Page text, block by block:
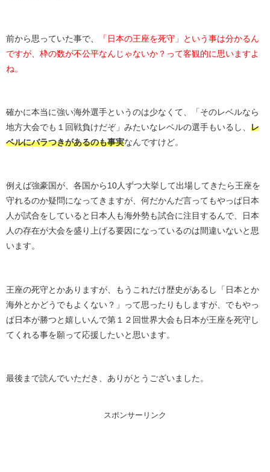
前から思っていた事で、
「日本の王座を死守」という事は分かるん
ですが、枠の数が不公平なんじゃないか？って客観的に思いますよ
ね。
確かに本当に強い海外選手というのは少なくて、「そのレベルなら
地方大会でも１回戦負けだぞ」みたいなレベルの選手もいるし、 レ
ベルにバラつきがあるのも事実なんですけど。
例えば強豪国が、各国から10人ずつ大挙して出場してきたら王座を
守れるのか疑問になってきますが、何だかんだ言ってもやっぱ日本
人が試合をしていると日本人も海外勢も試合に注目するんで、日本
人の存在が大会を盛り上げる要因になっているのは間違いないと思
います。
王座の死守とかありますが、もうこれだけ歴史があるし「日本とか
海外とかどうでもよくない？」って思ったりもしますが、でもやっ
ぱ日本が勝つと嬉しいんで第１２回世界大会も日本が王座を死守し
てくれる事を願って応援したいと思います。
最後まで読んでいただき、ありがとうございました。
スポンサーリンク